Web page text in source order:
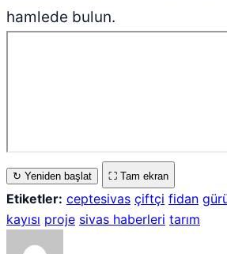
hamlede bulun.
↻ Yeniden başlat ⛶ Tam ekran
Etiketler: ceptesivas çiftçi fidan
kayısı proje sivas haberleri tarım